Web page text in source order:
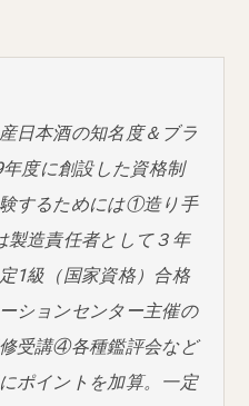
日本酒の知名度＆ブラ
度に創設した資格制
するためには①造り手
製造責任者として３年
1級（国家資格）合格
ションセンター主催の
受講④各種鑑評会など
ポイントを加算。一定